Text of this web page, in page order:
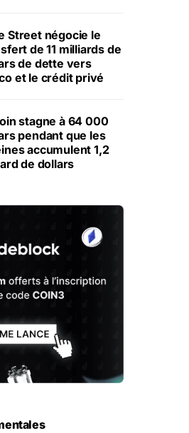
Street négocie le
de 11 milliards de
de dette vers
et le crédit privé
stagne à 64 000
pendant que les
accumulent 1,2
de dollars